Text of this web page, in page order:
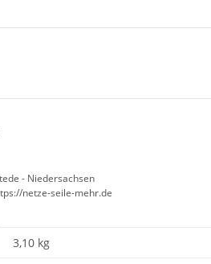
- Niedersachsen
netze-seile-mehr.de
3,10 kg